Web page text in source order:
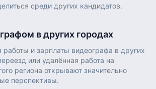
среди других кандидатов.
в других городах
работы и зарплаты видеографа в других
или удалённая работа на
региона открывают значительно
перспективы.